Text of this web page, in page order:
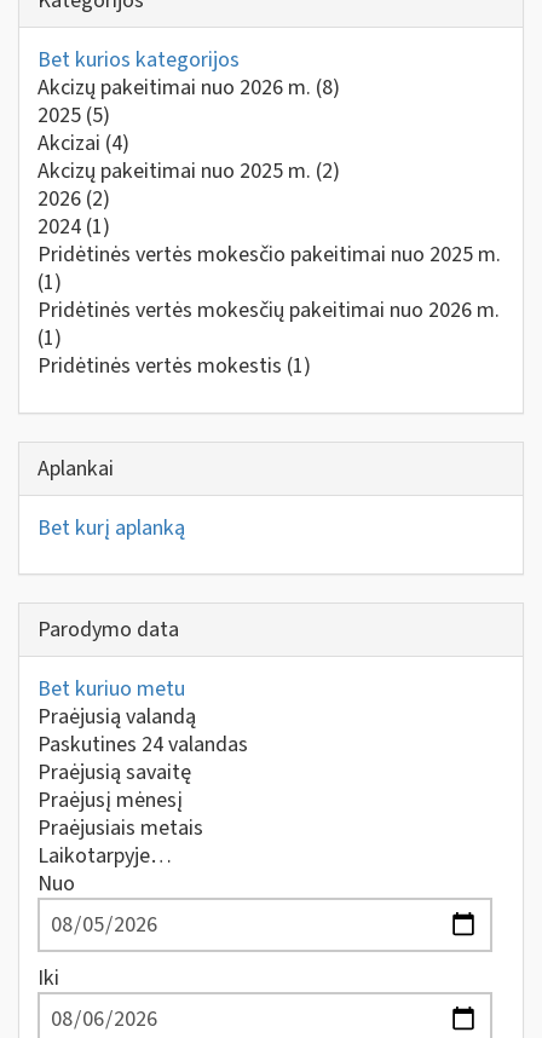
Bet kurios kategorijos
Akcizų pakeitimai nuo 2026 m. (8)
2025 (5)
Akcizai (4)
Akcizų pakeitimai nuo 2025 m. (2)
2026 (2)
2024 (1)
Pridėtinės vertės mokesčio pakeitimai nuo 2025 m.
(1)
Pridėtinės vertės mokesčių pakeitimai nuo 2026 m.
(1)
Pridėtinės vertės mokestis (1)
Aplankai
Bet kurį aplanką
Parodymo data
Bet kuriuo metu
Praėjusią valandą
Paskutines 24 valandas
Praėjusią savaitę
Praėjusį mėnesį
Praėjusiais metais
Laikotarpyje…
Nuo
Iki